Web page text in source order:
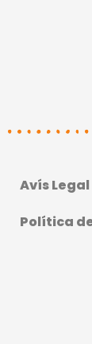
Avís Legal
Política